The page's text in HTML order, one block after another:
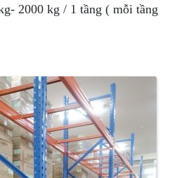
2000 kg / 1 tầng ( mỗi tầng